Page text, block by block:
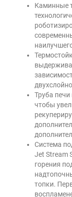
Каминные
Труба
чтобы
Система
Jet Stream
горения
топки.